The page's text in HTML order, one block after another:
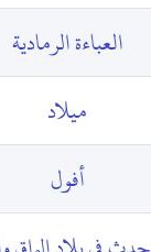
العباءة الرمادية
ميلاد
أفول